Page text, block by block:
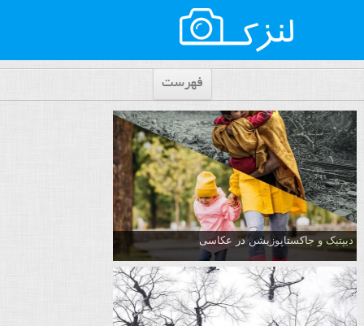
فهرست
دیپتیک و جاکستا‌پوزیشن در عکاسی